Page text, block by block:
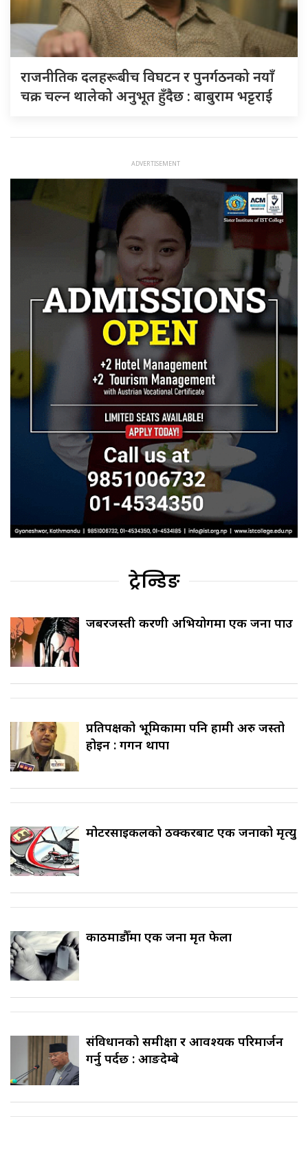
राजनीतिक दलहरूबीच विघटन र पुनर्गठनको नयाँ
चक्र चल्न थालेको अनुभूत हुँदैछ : बाबुराम भट्टराई
ट्रेन्डिङ
जबरजस्ती करणी अभियोगमा एक जना पक्राउ
प्रतिपक्षको भूमिकामा पनि हामी अरु जस्तो
होइन : गगन थापा
मोटरसाइकलको ठक्करबाट एक जनाको मृत्यु
काठमाडौँमा एक जना मृत फेला
संविधानको समीक्षा र आवश्यक परिमार्जन
गर्नु पर्दछ : आङदेम्बे